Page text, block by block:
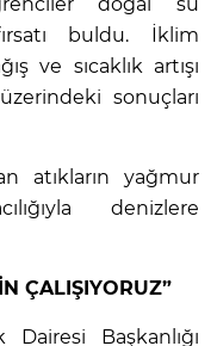
buldu. İklim
ve sıcaklık artışı
sonuçları
atıkların yağmur
denizlere
ÇALIŞIYORUZ”
Başkanlığı